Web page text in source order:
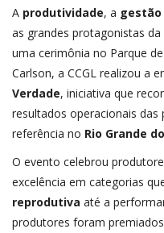
A produtividade, a gestão
as grandes protagonistas
uma cerimônia no Parque
Carlson, a CCGL realizou a
Verdade, iniciativa que
resultados operacionais das
referência no Rio Grande
O evento celebrou
excelência em categorias
reprodutiva até a
produtores foram